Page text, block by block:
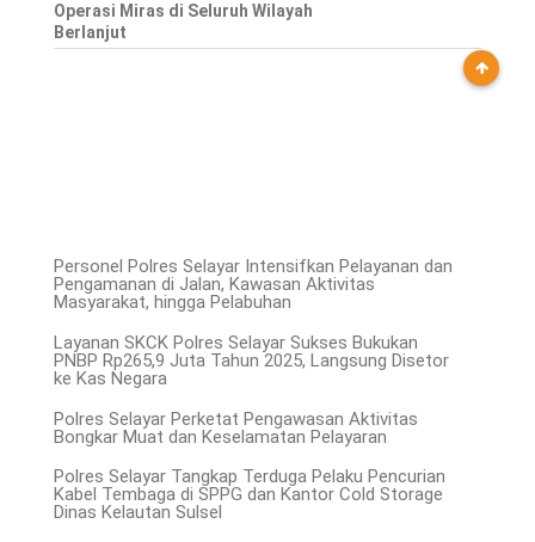
Operasi Miras di Seluruh Wilayah
Berlanjut
Personel Polres Selayar Intensifkan Pelayanan dan
Pengamanan di Jalan, Kawasan Aktivitas
Masyarakat, hingga Pelabuhan
Layanan SKCK Polres Selayar Sukses Bukukan
PNBP Rp265,9 Juta Tahun 2025, Langsung Disetor
ke Kas Negara
Polres Selayar Perketat Pengawasan Aktivitas
Bongkar Muat dan Keselamatan Pelayaran
Polres Selayar Tangkap Terduga Pelaku Pencurian
Kabel Tembaga di SPPG dan Kantor Cold Storage
Dinas Kelautan Sulsel